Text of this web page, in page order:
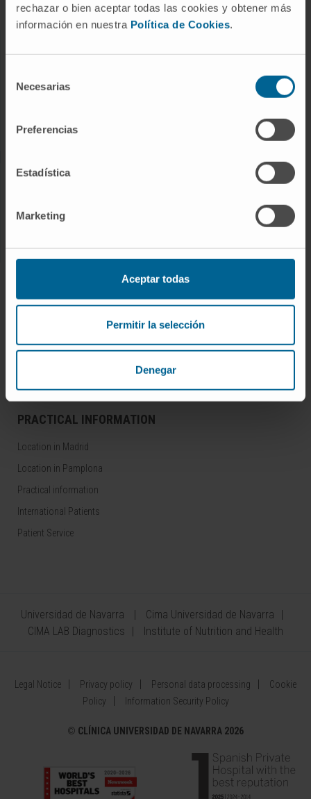
rechazar o bien aceptar todas las cookies y obtener más
información en nuestra Política de Cookies.
Necesarias
Preferencias
Estadística
Marketing
Aceptar todas
Permitir la selección
Denegar
Check-ups and health
OUR PROFESSIONALS
Cancer Center
Medical Services
RESEARCH AND CLINICAL TRIALS
Why should you come
Awards and accreditations
Corporate Social Responsibility
PRACTICAL INFORMATION
Location in Madrid
Location in Pamplona
Practical information
International Patients
Patient Service
Universidad de Navarra
Cima Universidad de Navarra
CIMA LAB Diagnostics
Institute of Nutrition and Health
Legal Notice Privacy policy Personal data processing
Cookie
Policy
Information Security Policy
© CLÍNICA UNIVERSIDAD DE NAVARRA 2026